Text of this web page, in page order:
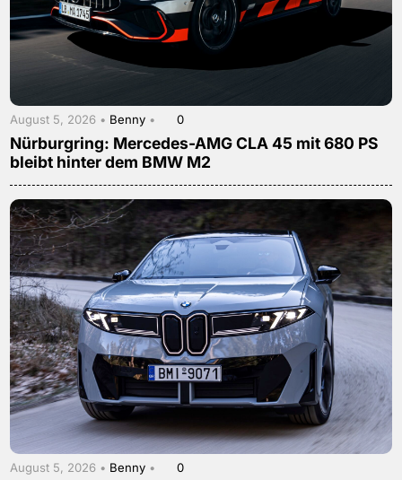
August 5, 2026 • Benny • 0
Nürburgring: Mercedes-AMG CLA 45 mit 680 PS
bleibt hinter dem BMW M2
August 5, 2026 • Benny • 0